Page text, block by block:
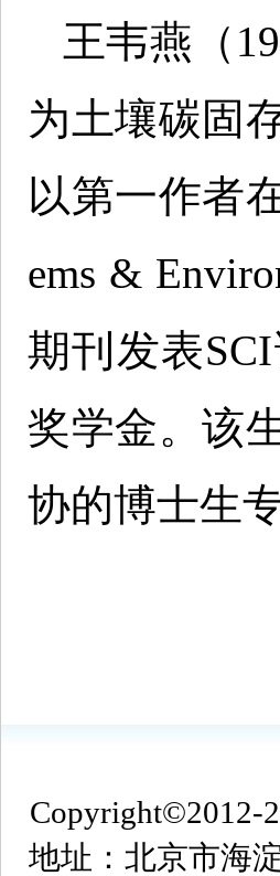
王韦燕（
为土壤碳固
以第一作者
ems &
期刊发表
奖学金。该
协的博士生
Copyright©2012-
地址：北京市海